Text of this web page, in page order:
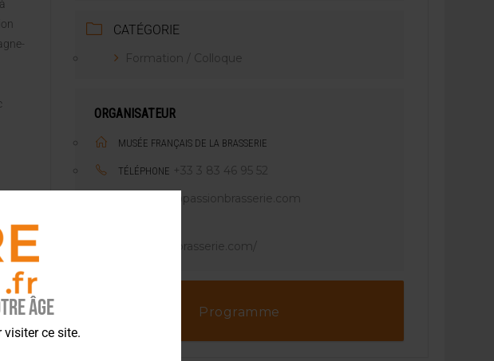
âge
visiter ce site.
CATÉGORIE
Formation / Colloque
ORGANISATEUR
MUSÉE FRANÇAIS DE LA BRASSERIE
TÉLÉPHONE +33 3 83 46 95 52
mfb@passionbrasserie.com
https://passionbrasserie.com/
Programme